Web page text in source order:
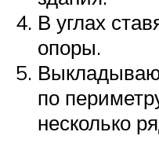
В углах
опоры.
по
несколько